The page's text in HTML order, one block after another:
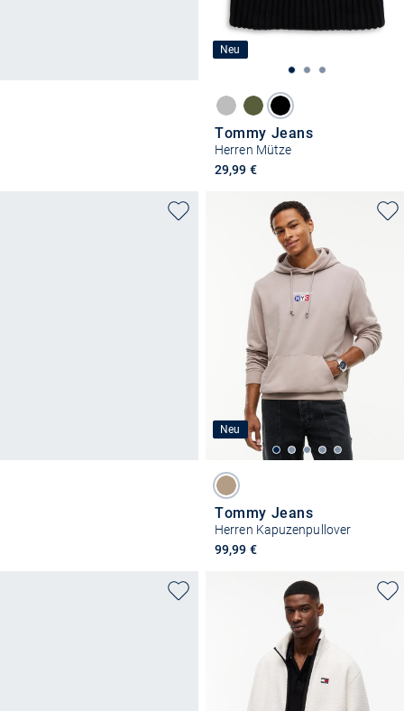
Neu
Tommy Jeans
Herren Mütze
29,99 €
Neu
Tommy Jeans
Herren Kapuzenpullover
99,99 €